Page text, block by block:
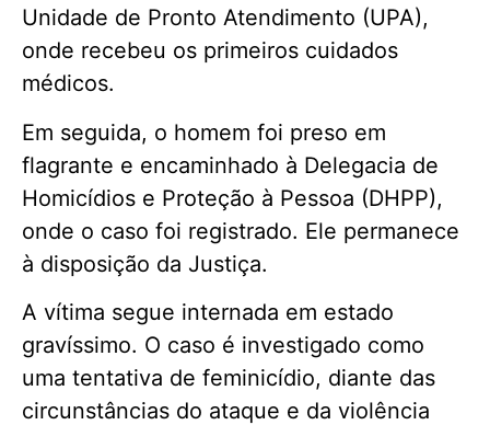
Unidade de Pronto Atendimento (UPA),
onde recebeu os primeiros cuidados
médicos.
Em seguida, o homem foi preso em
flagrante e encaminhado à Delegacia de
Homicídios e Proteção à Pessoa (DHPP),
onde o caso foi registrado. Ele permanece
à disposição da Justiça.
A vítima segue internada em estado
gravíssimo. O caso é investigado como
uma tentativa de feminicídio, diante das
circunstâncias do ataque e da violência